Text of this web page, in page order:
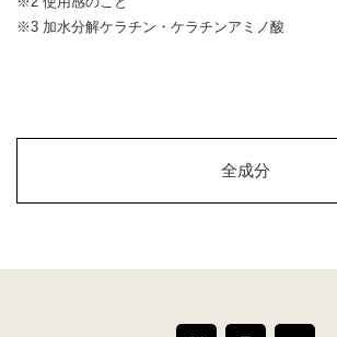
※3 加水分解ケラチン・ケラチンアミノ酸
全成分